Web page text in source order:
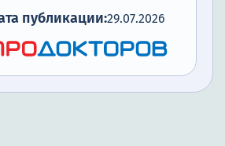
публикации:29.07.2026